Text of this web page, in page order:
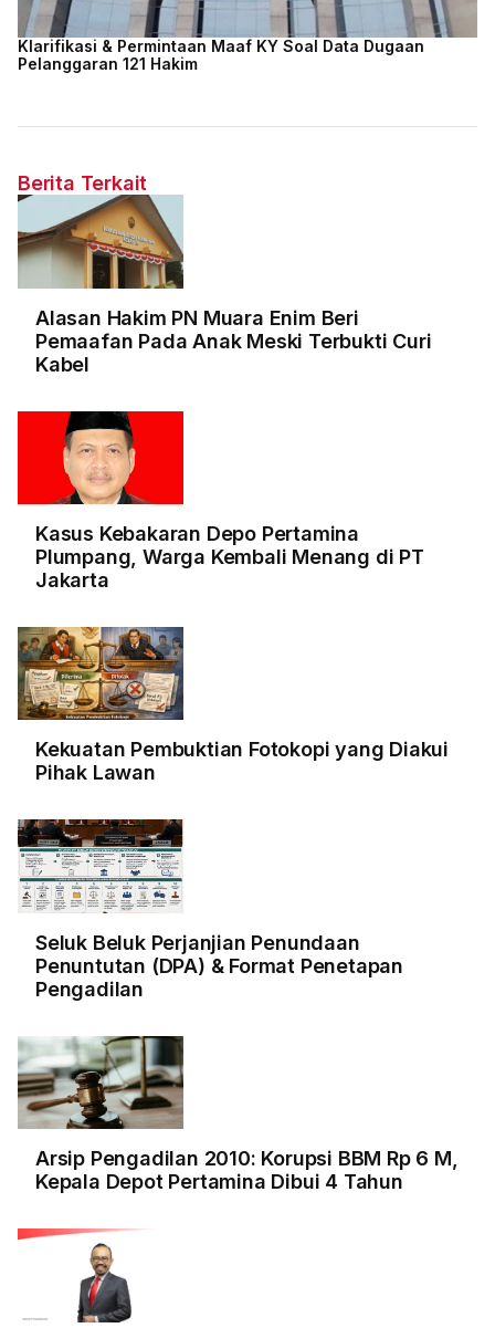
Klarifikasi & Permintaan Maaf KY Soal Data Dugaan
Pelanggaran 121 Hakim
Berita Terkait
Alasan Hakim PN Muara Enim Beri
Pemaafan Pada Anak Meski Terbukti Curi
Kabel
Kasus Kebakaran Depo Pertamina
Plumpang, Warga Kembali Menang di PT
Jakarta
Kekuatan Pembuktian Fotokopi yang Diakui
Pihak Lawan
Seluk Beluk Perjanjian Penundaan
Penuntutan (DPA) & Format Penetapan
Pengadilan
Arsip Pengadilan 2010: Korupsi BBM Rp 6 M,
Kepala Depot Pertamina Dibui 4 Tahun